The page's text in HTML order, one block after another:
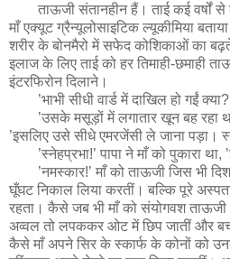
ताऊजी संतानहीन हैं। ताई कई वर्षों
माँ एक्यूट ग्रैन्यूलोसाइटिक ल्यूकीमिया
शरीर के बोनमैरो में सफेद कोशिकाओं का
इलाज के लिए ताई को हर तिमाही-छमाही
इंटरफिरोन दिलाने।
’भाभी सीधी वार्ड में दाखिल हो गईं
’उसके मसूड़ों में लगातार खून बह रहा
’इसलिए उसे सीधे एमरजेंसी ले जाना पड़ा।
’स्नेहप्रभा!’ पापा ने माँ को पुकारा था,
’नमस्कार!’ माँ को ताऊजी जिस भी
घूँघट निकाल लिया करतीं। बल्कि पूरे
रहता। कैसे जब भी माँ को संयोगवश ताऊजी
अव्वल तो लपककर ओट में छिप जातीं और
कैसे माँ अपने सिर के स्कार्फ के कोनों को